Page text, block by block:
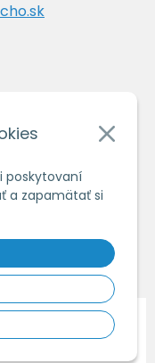
poskytovaní
a zapamätať si
•
tvorba